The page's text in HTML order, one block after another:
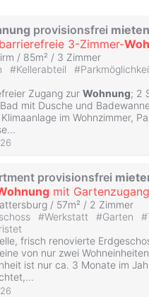
provisionsfrei mieten
3-Zimmer-
/ 85m² / 3 Zimmer
#Kellerabteil #
Zugang zur Wohnung; 2
mit Dusche und
im Wohnzimmer,
provisionsfrei
mit Gartenzugang
/ 57m² / 2 Zimmer
#Werkstatt #Garten #
frisch renovierte
von nur zwei
ist nur ca. 3 Monate im